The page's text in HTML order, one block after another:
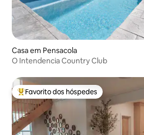
Casa em Pensacola
O Intendencia Country Club
Favoritos dos hóspedes mais
Favorito dos hóspedes